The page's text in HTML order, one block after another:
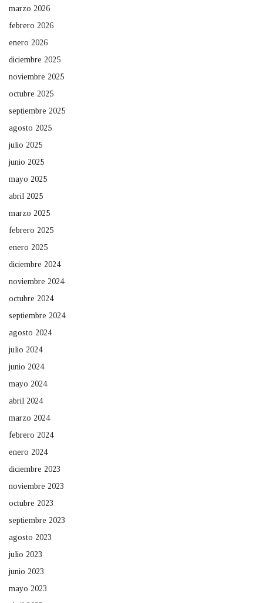
marzo 2026
febrero 2026
enero 2026
diciembre 2025
noviembre 2025
octubre 2025
septiembre 2025
agosto 2025
julio 2025
junio 2025
mayo 2025
abril 2025
marzo 2025
febrero 2025
enero 2025
diciembre 2024
noviembre 2024
octubre 2024
septiembre 2024
agosto 2024
julio 2024
junio 2024
mayo 2024
abril 2024
marzo 2024
febrero 2024
enero 2024
diciembre 2023
noviembre 2023
octubre 2023
septiembre 2023
agosto 2023
julio 2023
junio 2023
mayo 2023